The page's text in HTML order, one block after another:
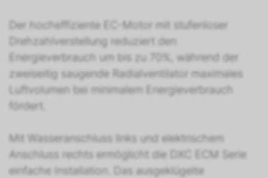
Der hocheffiziente EC-Motor mit stufenloser
Drehzahlverstellung reduziert den
Energieverbrauch um bis zu 70%, während der
zweiseitig saugende Radialventilator maximales
Luftvolumen bei minimalem Energieverbrauch
fördert.
Mit Wasseranschluss links und elektrischem
Anschluss rechts ermöglicht die DXC ECM Serie
einfache Installation. Das ausgeklügelte